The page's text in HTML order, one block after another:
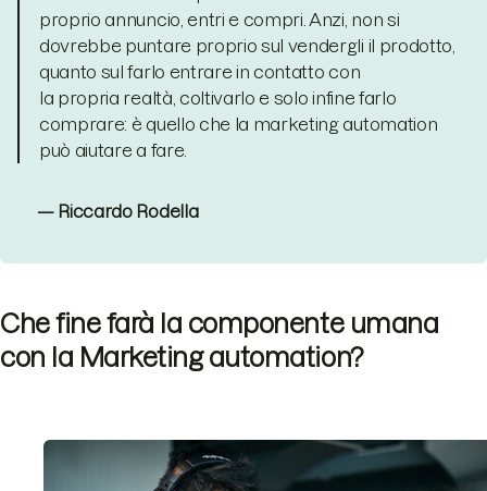
proprio annuncio, entri e compri. Anzi, non si
dovrebbe puntare proprio sul vendergli il prodotto,
quanto sul farlo entrare in contatto con
la propria realtà, coltivarlo e solo infine farlo
comprare: è quello che la marketing automation
può aiutare a fare.
— Riccardo Rodella
Che fine farà la componente umana
con la Marketing automation?